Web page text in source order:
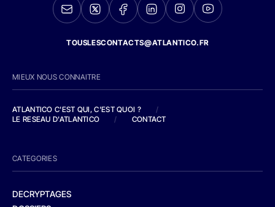
TOUSLESCONTACTS@ATLANTICO.FR
MIEUX NOUS CONNAITRE
ATLANTICO C'EST QUI, C'EST QUOI ?
/
LE RESEAU D'ATLANTICO
/ CONTACT
CATEGORIES
DECRYPTAGES